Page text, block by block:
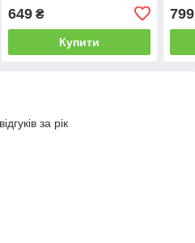
649₴
Купити
799
за рік